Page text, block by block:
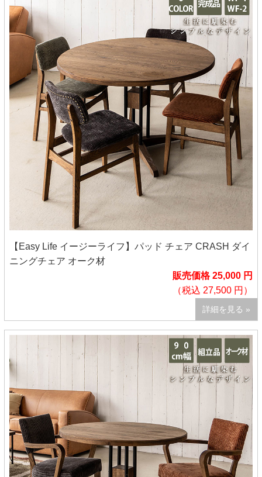
【Easy Life イージーライフ】パッド チェア CRASH ダイ
ニングチェア オーク材
販売価格 25,000 円
（税込 27,500 円）
詳細を見る »